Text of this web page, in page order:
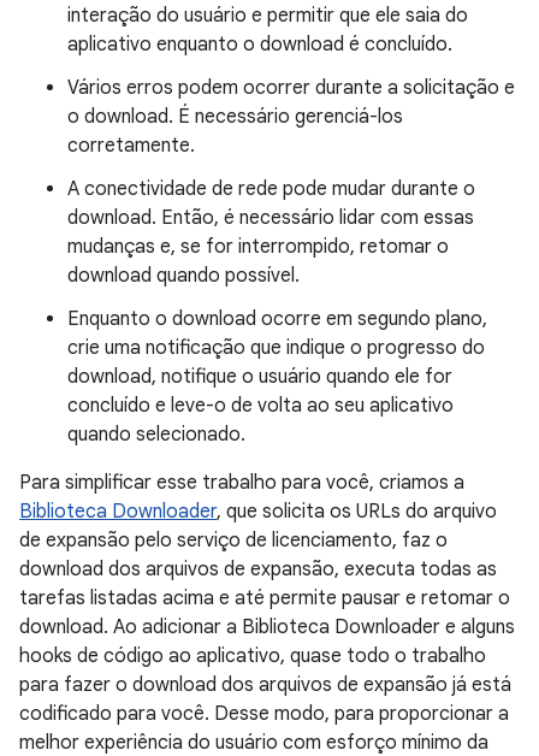
interação do usuário e permitir que ele saia do
aplicativo enquanto o download é concluído.
Vários erros podem ocorrer durante a solicitação e
o download. É necessário gerenciá-los
corretamente.
A conectividade de rede pode mudar durante o
download. Então, é necessário lidar com essas
mudanças e, se for interrompido, retomar o
download quando possível.
Enquanto o download ocorre em segundo plano,
crie uma notificação que indique o progresso do
download, notifique o usuário quando ele for
concluído e leve-o de volta ao seu aplicativo
quando selecionado.
Para simplificar esse trabalho para você, criamos a
Biblioteca Downloader, que solicita os URLs do arquivo
de expansão pelo serviço de licenciamento, faz o
download dos arquivos de expansão, executa todas as
tarefas listadas acima e até permite pausar e retomar o
download. Ao adicionar a Biblioteca Downloader e alguns
hooks de código ao aplicativo, quase todo o trabalho
para fazer o download dos arquivos de expansão já está
codificado para você. Desse modo, para proporcionar a
melhor experiência do usuário com esforço mínimo da